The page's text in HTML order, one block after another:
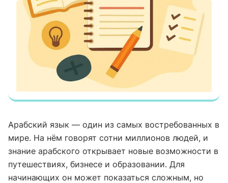
Арабский язык — один из самых востребованных в
мире. На нём говорят сотни миллионов людей, и
знание арабского открывает новые возможности в
путешествиях, бизнесе и образовании. Для
начинающих он может показаться сложным, но